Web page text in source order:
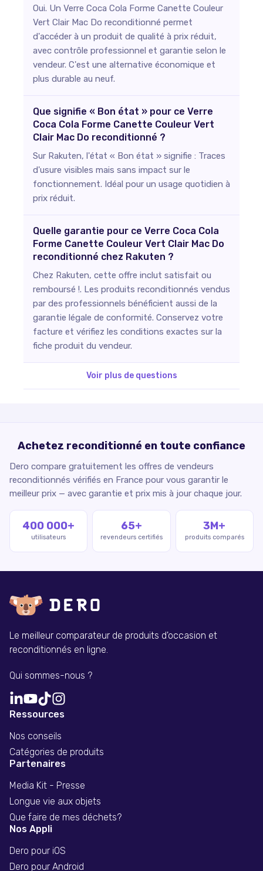
Oui. Un Verre Coca Cola Forme Canette Couleur
Vert Clair Mac Do reconditionné permet
d'accéder à un produit de qualité à prix réduit,
avec contrôle professionnel et garantie selon le
vendeur. C'est une alternative économique et
plus durable au neuf.
Que signifie « Bon état » pour ce Verre
Coca Cola Forme Canette Couleur Vert
Clair Mac Do reconditionné ?
Sur Rakuten, l'état « Bon état » signifie : Traces
d'usure visibles mais sans impact sur le
fonctionnement. Idéal pour un usage quotidien à
prix réduit.
Quelle garantie pour ce Verre Coca Cola
Forme Canette Couleur Vert Clair Mac Do
reconditionné chez Rakuten ?
Chez Rakuten, cette offre inclut satisfait ou
remboursé !. Les produits reconditionnés vendus
par des professionnels bénéficient aussi de la
garantie légale de conformité. Conservez votre
facture et vérifiez les conditions exactes sur la
fiche produit du vendeur.
Voir plus de questions
Achetez reconditionné en toute confiance
Dero compare gratuitement les offres de vendeurs
reconditionnés vérifiés en France pour vous garantir le
meilleur prix — avec garantie et prix mis à jour chaque jour.
400 000+
utilisateurs
65+
revendeurs certifiés
3M+
produits comparés
Le meilleur comparateur de produits d'occasion et
reconditionnés en ligne.
Qui sommes-nous ?
Ressources
Nos conseils
Catégories de produits
Partenaires
Media Kit - Presse
Longue vie aux objets
Que faire de mes déchets?
Nos Appli
Dero pour iOS
Dero pour Android